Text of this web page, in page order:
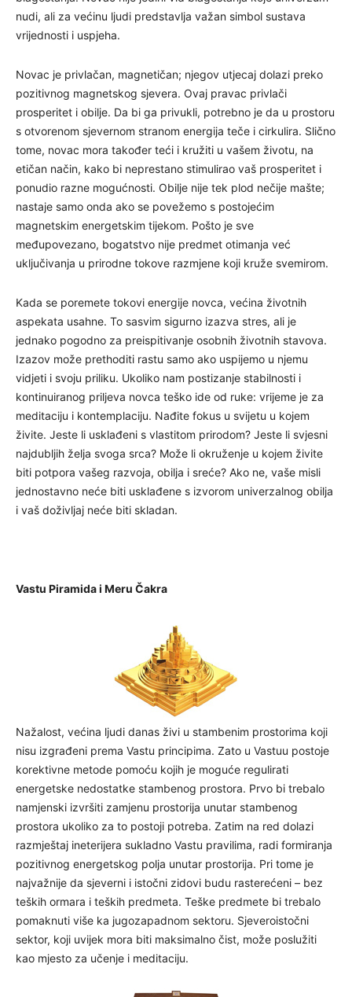
nudi, ali za većinu ljudi predstavlja važan simbol sustava
vrijednosti i uspjeha.
Novac je privlačan, magnetičan; njegov utjecaj dolazi preko
pozitivnog magnetskog sjevera. Ovaj pravac privlači
prosperitet i obilje. Da bi ga privukli, potrebno je da u prostoru
s otvorenom sjevernom stranom energija teče i cirkulira. Slično
tome, novac mora također teći i kružiti u vašem životu, na
etičan način, kako bi neprestano stimulirao vaš prosperitet i
ponudio razne mogućnosti. Obilje nije tek plod nečije mašte;
nastaje samo onda ako se povežemo s postojećim
magnetskim energetskim tijekom. Pošto je sve
međupovezano, bogatstvo nije predmet otimanja već
uključivanja u prirodne tokove razmjene koji kruže svemirom.
Kada se poremete tokovi energije novca, većina životnih
aspekata usahne. To sasvim sigurno izazva stres, ali je
jednako pogodno za preispitivanje osobnih životnih stavova.
Izazov može prethoditi rastu samo ako uspijemo u njemu
vidjeti i svoju priliku. Ukoliko nam postizanje stabilnosti i
kontinuiranog priljeva novca teško ide od ruke: vrijeme je za
meditaciju i kontemplaciju. Nađite fokus u svijetu u kojem
živite. Jeste li usklađeni s vlastitom prirodom? Jeste li svjesni
najdubljih želja svoga srca? Može li okruženje u kojem živite
biti potpora vašeg razvoja, obilja i sreće? Ako ne, vaše misli
jednostavno neće biti usklađene s izvorom univerzalnog obilja
i vaš doživljaj neće biti skladan.
Vastu Piramida i Meru Čakra
Nažalost, većina ljudi danas živi u stambenim prostorima koji
nisu izgrađeni prema Vastu principima. Zato u Vastuu postoje
korektivne metode pomoću kojih je moguće regulirati
energetske nedostatke stambenog prostora. Prvo bi trebalo
namjenski izvršiti zamjenu prostorija unutar stambenog
prostora ukoliko za to postoji potreba. Zatim na red dolazi
razmještaj ineterijera sukladno Vastu pravilima, radi formiranja
pozitivnog energetskog polja unutar prostorija. Pri tome je
najvažnije da sjeverni i istočni zidovi budu rasterećeni – bez
teških ormara i teških predmeta. Teške predmete bi trebalo
pomaknuti više ka jugozapadnom sektoru. Sjeveroistočni
sektor, koji uvijek mora biti maksimalno čist, može poslužiti
kao mjesto za učenje i meditaciju.